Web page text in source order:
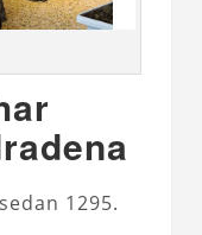
1295.